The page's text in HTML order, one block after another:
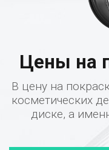
Цены на
В цену на
косметических
диске, а